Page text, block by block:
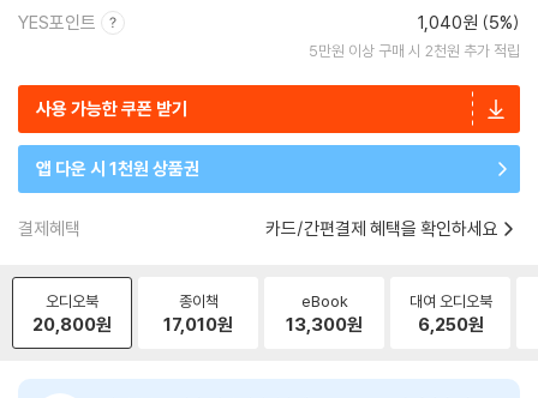
YES포인트 1,040원 (5%)
5만원 이상 구매 시 2천원 추가 적립
사용 가능한 쿠폰 받기
앱 다운 시 1천원 상품권
결제혜택 카드/간편결제 혜택을 확인하세요
오디오북
20,800원
종이책
17,010원
eBook
13,300원
대여 오디오북
6,250원